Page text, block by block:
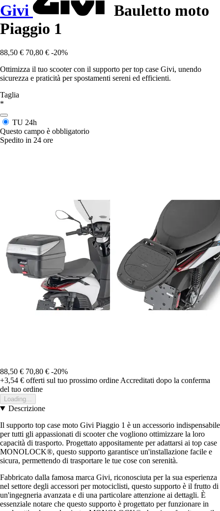
Givi
Bauletto moto
Piaggio 1
88,50 € 70,80 € -20%
Ottimizza il tuo scooter con il supporto per top case Givi, unendo
sicurezza e praticità per spostamenti sereni ed efficienti.
Taglia
*
TU 24h
Questo campo è obbligatorio
Spedito in 24 ore
88,50 € 70,80 € -20%
+3,54 € offerti sul tuo prossimo ordine Accreditati dopo la conferma
del tuo ordine
Loading...
Descrizione
Il supporto top case moto Givi Piaggio 1 è un accessorio indispensabile
per tutti gli appassionati di scooter che vogliono ottimizzare la loro
capacità di trasporto. Progettato appositamente per adattarsi ai top case
MONOLOCK®, questo supporto garantisce un'installazione facile e
sicura, permettendo di trasportare le tue cose con serenità.
Fabbricato dalla famosa marca Givi, riconosciuta per la sua esperienza
nel settore degli accessori per motociclisti, questo supporto è il frutto di
un'ingegneria avanzata e di una particolare attenzione ai dettagli. È
essenziale notare che questo supporto è progettato per funzionare in